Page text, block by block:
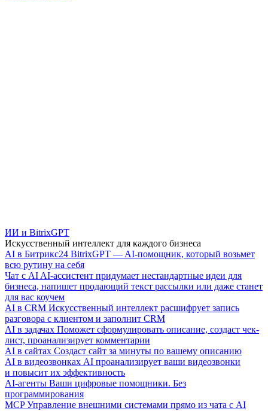
ИИ и BitrixGPT
Искусственный интеллект для каждого бизнеса
AI в Битрикс24 BitrixGPT — AI-помощник, который возьмет
всю рутину на себя
Чат с AI AI-ассистент придумает нестандартные идеи для
бизнеса, напишет продающий текст рассылки или даже станет
для вас коучем
AI в CRM Искусственный интеллект расшифрует запись
разговора с клиентом и заполнит CRM
AI в задачах Поможет сформулировать описание, создаст чек-
лист, проанализирует комментарии
AI в сайтах Создаст сайт за минуты по вашему описанию
AI в видеозвонках AI проанализирует ваши видеозвонки
и повысит их эффективность
AI-агенты Ваши цифровые помощники. Без
программирования
MCP Управление внешними системами прямо из чата с AI